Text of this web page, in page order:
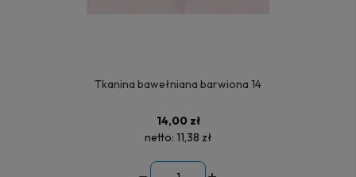
Tkanina bawełniana barwiona 14
14,00 zł
netto: 11,38 zł